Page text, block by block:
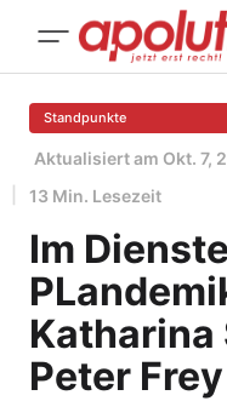
Standpunkte
Aktualisiert am Okt. 7,
13 Min. Lesezeit
Im
Katharina
Peter Frey